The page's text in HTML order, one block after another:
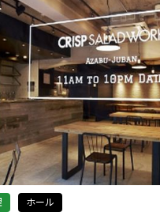
ホール